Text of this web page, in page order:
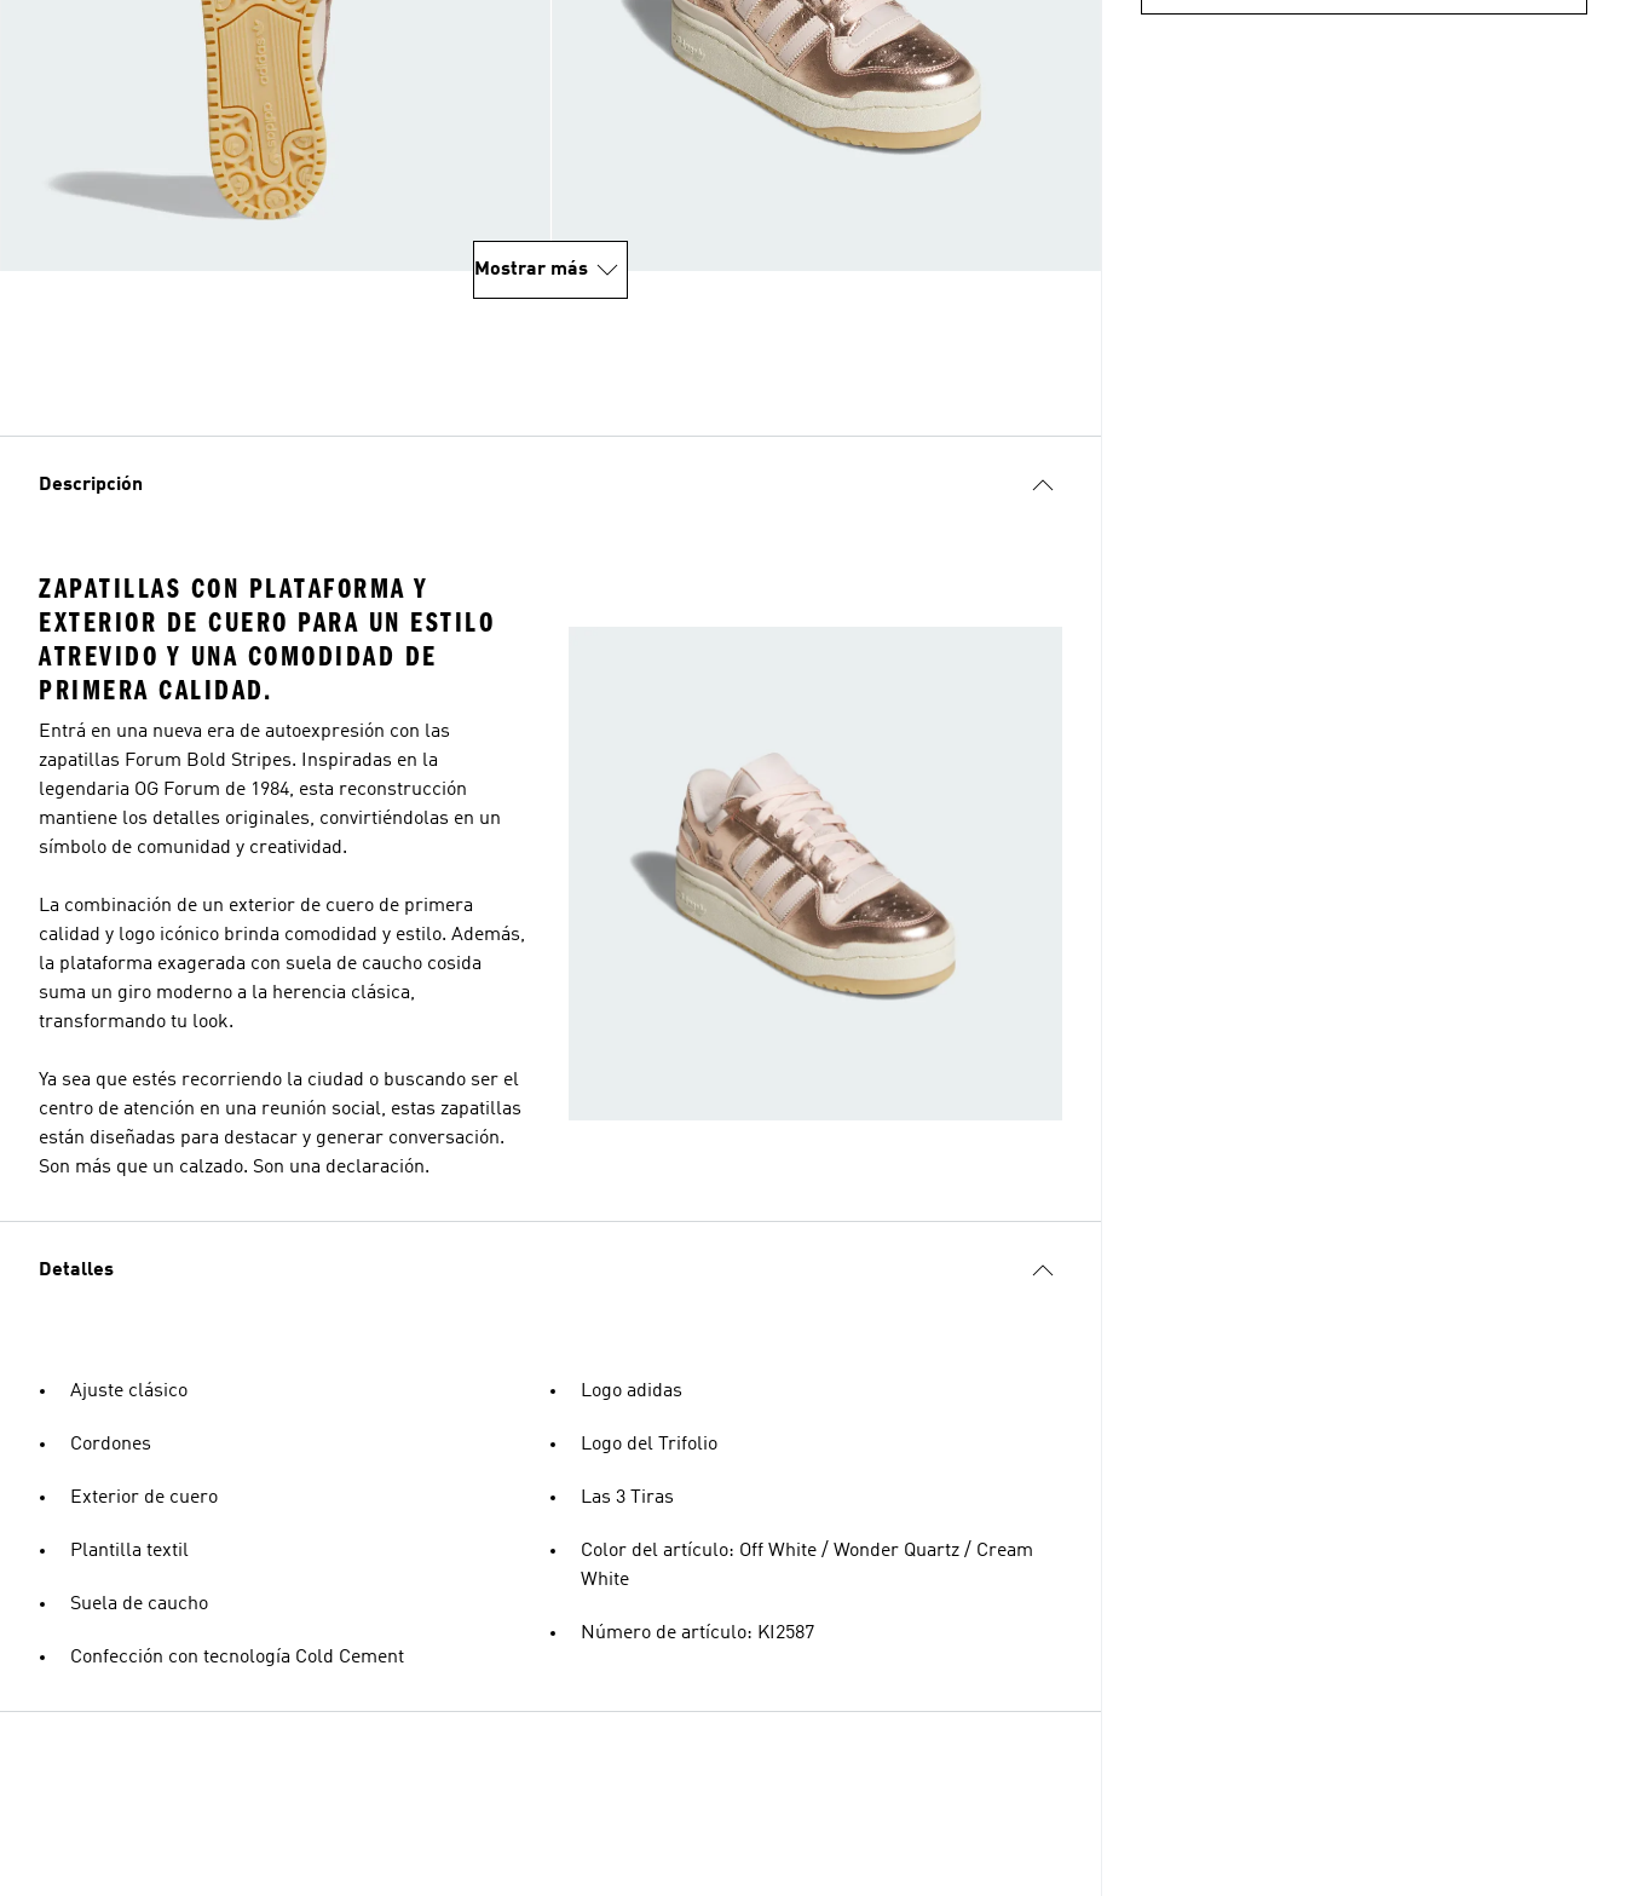
Mostrar más
Descripción
ZAPATILLAS CON PLATAFORMA Y
EXTERIOR DE CUERO PARA UN ESTILO
ATREVIDO Y UNA COMODIDAD DE
PRIMERA CALIDAD.
Entrá en una nueva era de autoexpresión con las
zapatillas Forum Bold Stripes. Inspiradas en la
legendaria OG Forum de 1984, esta reconstrucción
mantiene los detalles originales, convirtiéndolas en un
símbolo de comunidad y creatividad.
La combinación de un exterior de cuero de primera
calidad y logo icónico brinda comodidad y estilo. Además,
la plataforma exagerada con suela de caucho cosida
suma un giro moderno a la herencia clásica,
transformando tu look.
Ya sea que estés recorriendo la ciudad o buscando ser el
centro de atención en una reunión social, estas zapatillas
están diseñadas para destacar y generar conversación.
Son más que un calzado. Son una declaración.
Detalles
Ajuste clásico
Cordones
Exterior de cuero
Plantilla textil
Suela de caucho
Confección con tecnología Cold Cement
Logo adidas
Logo del Trifolio
Las 3 Tiras
Color del artículo: Off White / Wonder Quartz / Cream
White
Número de artículo: KI2587